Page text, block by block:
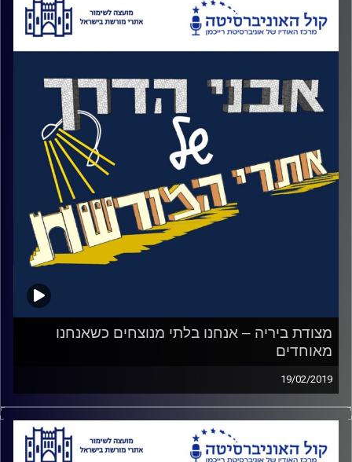
בשבי.
למחרת הקרב וללא כל מידע עליו, פירסם אבא קובנר דף קרבי
שגינה את נפילת הקיבוץ וזילזל בהקרבתם של הלוחמים:
לאחר שנים, הוקמה ועדת חקירה שטיהרה את שמם, היה סבב
סליחות והתפרסם סיפור הגבורה של מירה בן ארי שלמרות
שירתה בקצין מצרי מטווח אפס זכתה לכבוד על אומץ ליבה
אפילו בתקשורת המצרית.
האזינו לאורי טולידאנו מראיין את אלימור פריד, מנהלת בית ספר
שדה שקמים באתר ניצנים הישנה על גבורת הקרב, מבצע
תינוק, הערמומיות של מעפילי שבתאי לוז'ינסקי והארמון היפה
שעומד שם עד היום
המועצה לשימור אתרים
מצודת ביריה – אנחנו בלתי מנוצחים כשאנחנו
מאוחדים
19/02/2019
ב 28 בפברואר, 1946 יצאו שני חברי ביריה
לפעולת ריגול על כפר ערבי באיזור. הם נתגלו
ונפתחה לכיוונם אש חזקה. הם חזרו לכיוון